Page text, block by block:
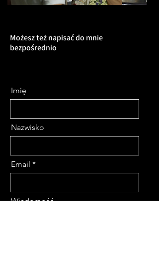
Możesz też napisać do mnie
bezpośrednio
Imię
Nazwisko
Email
Wiadomość